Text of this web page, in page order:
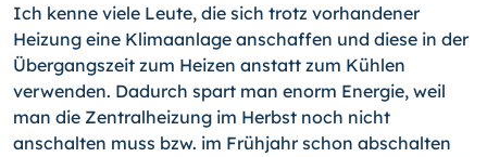
Ich kenne viele Leute, die sich trotz vorhandener
Heizung eine Klimaanlage anschaffen und diese in der
Übergangszeit zum Heizen anstatt zum Kühlen
verwenden. Dadurch spart man enorm Energie, weil
man die Zentralheizung im Herbst noch nicht
anschalten muss bzw. im Frühjahr schon abschalten